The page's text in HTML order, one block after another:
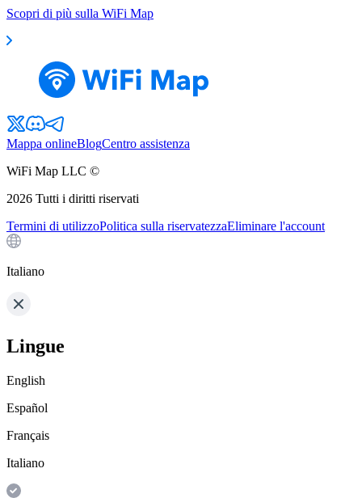
Scopri di più sulla WiFi Map
Mappa onlineBlogCentro assistenza
WiFi Map LLC ©
2026 Tutti i diritti riservati
Termini di utilizzoPolitica sulla riservatezzaEliminare l'account
Italiano
Lingue
English
Español
Français
Italiano